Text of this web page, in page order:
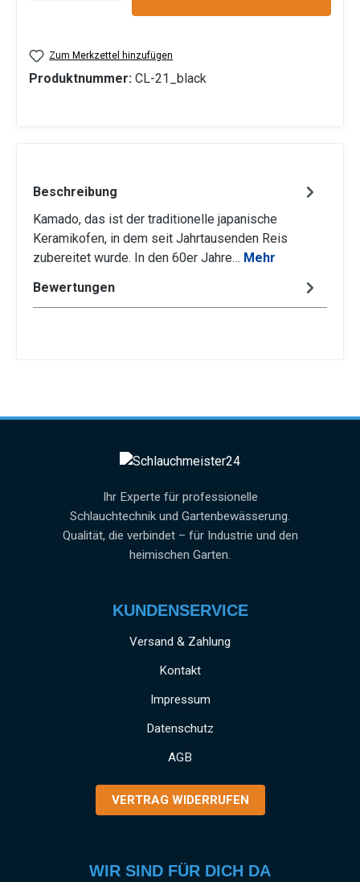
Zum Merkzettel hinzufügen
Produktnummer: CL-21_black
Beschreibung
Kamado, das ist der traditionelle japanische
Keramikofen, in dem seit Jahrtausenden Reis
zubereitet wurde. In den 60er Jahre… Mehr
Bewertungen
Ihr Experte für professionelle
Schlauchtechnik und Gartenbewässerung.
Qualität, die verbindet – für Industrie und den
heimischen Garten.
KUNDENSERVICE
Versand & Zahlung
Kontakt
Impressum
Datenschutz
AGB
VERTRAG WIDERRUFEN
WIR SIND FÜR DICH DA